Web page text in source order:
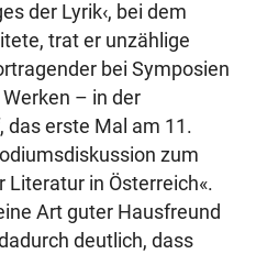
der Lyrik‹, bei dem
trat er unzählige
bei Symposien
– in der
das erste Mal am 11.
zum
Literatur in Österreich«.
Art guter Hausfreund
deutlich, dass